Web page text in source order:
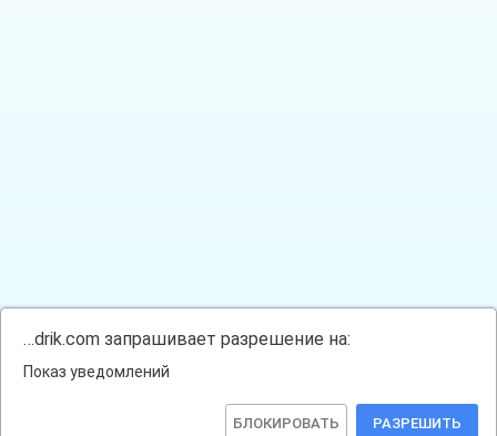
…drik.com запрашивает разрешение на:
Показ уведомлений
БЛОКИРОВАТЬ РАЗРЕШИТЬ